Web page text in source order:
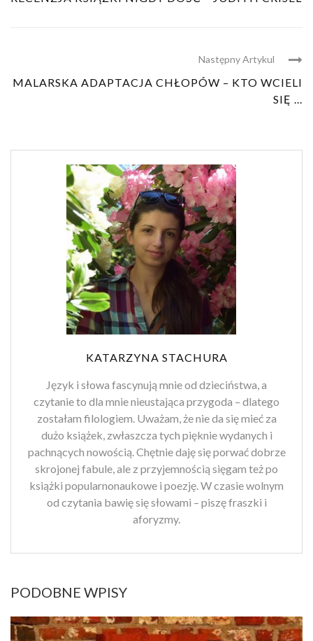
Następny Artykul
MALARSKA ADAPTACJA CHŁOPÓW – KTO WCIELI
SIĘ ...
KATARZYNA STACHURA
Język i słowa fascynują mnie od dzieciństwa, a
czytanie to dla mnie nieustająca przygoda – dlatego
zostałam filologiem. Uważam, że nie da się mieć za
dużo książek, zwłaszcza tych pięknie wydanych i
pachnących nowością. Chętnie daję się porwać dobrze
skrojonej fabule, ale z przyjemnością sięgam też po
książki popularnonaukowe i poezję. W czasie wolnym
od czytania bawię się słowami – piszę fraszki i
aforyzmy.
PODOBNE WPISY